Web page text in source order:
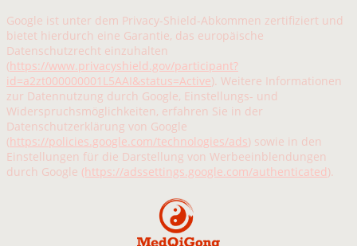
Google ist unter dem Privacy-Shield-Abkommen zertifiziert und
bietet hierdurch eine Garantie, das europäische
Datenschutzrecht einzuhalten
(https://www.privacyshield.gov/participant?
id=a2zt000000001L5AAI&status=Active). Weitere Informationen
zur Datennutzung durch Google, Einstellungs- und
Widerspruchsmöglichkeiten, erfahren Sie in der
Datenschutzerklärung von Google
(https://policies.google.com/technologies/ads) sowie in den
Einstellungen für die Darstellung von Werbeeinblendungen
durch Google (https://adssettings.google.com/authenticated).